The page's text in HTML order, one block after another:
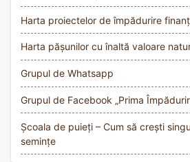
Harta proiectelor de împădurire
Harta pășunilor cu înaltă valoare
Grupul de Whatsapp
Grupul de Facebook „Prima
Școala de puieți – Cum să crești
semințe